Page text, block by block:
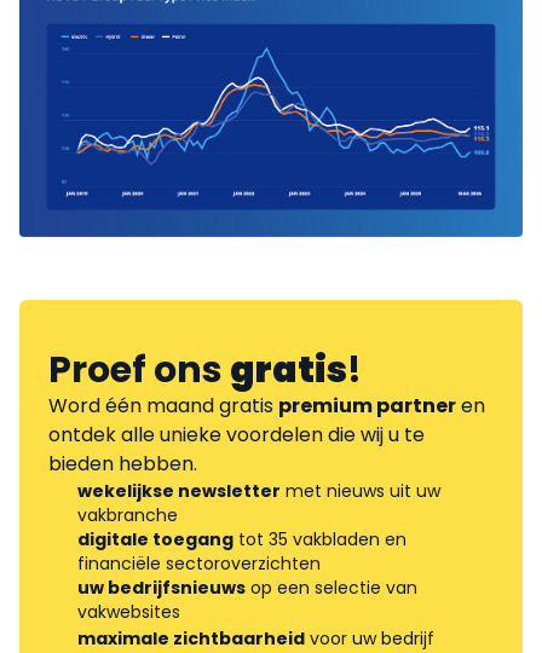
Proef onsgratis!
Word één maand gratis premium partneren
ontdek alle unieke voordelen die wij u te
bieden hebben.
wekelijkse newsletter met nieuws uit uw
vakbranche
digitale toegang tot 35 vakbladen en
financiële sectoroverzichten
uw bedrijfsnieuws op een selectie van
vakwebsites
maximale zichtbaarheid voor uw bedrijf